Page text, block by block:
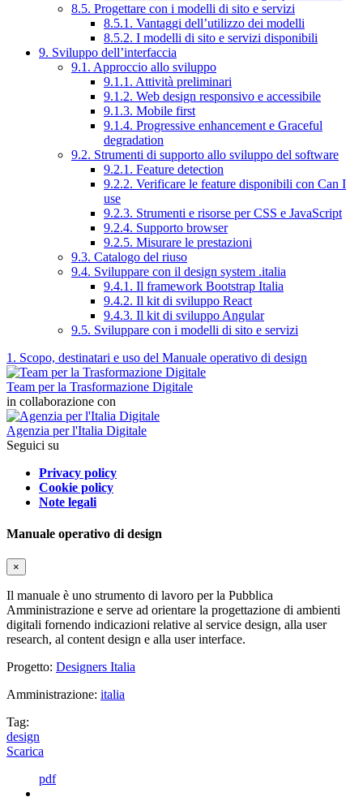
8.5. Progettare con i modelli di sito e servizi
8.5.1. Vantaggi dell’utilizzo dei modelli
8.5.2. I modelli di sito e servizi disponibili
9. Sviluppo dell’interfaccia
9.1. Approccio allo sviluppo
9.1.1. Attività preliminari
9.1.2. Web design responsivo e accessibile
9.1.3. Mobile first
9.1.4. Progressive enhancement e Graceful
degradation
9.2. Strumenti di supporto allo sviluppo del software
9.2.1. Feature detection
9.2.2. Verificare le feature disponibili con Can I
use
9.2.3. Strumenti e risorse per CSS e JavaScript
9.2.4. Supporto browser
9.2.5. Misurare le prestazioni
9.3. Catalogo del riuso
9.4. Sviluppare con il design system .italia
9.4.1. Il framework Bootstrap Italia
9.4.2. Il kit di sviluppo React
9.4.3. Il kit di sviluppo Angular
9.5. Sviluppare con i modelli di sito e servizi
1. Scopo, destinatari e uso del Manuale operativo di design
Team per la Trasformazione Digitale
in collaborazione con
Agenzia per l'Italia Digitale
Seguici su
Privacy policy
Cookie policy
Note legali
Manuale operativo di design
×
Il manuale è uno strumento di lavoro per la Pubblica
Amministrazione e serve ad orientare la progettazione di ambienti
digitali fornendo indicazioni relative al service design, alla user
research, al content design e alla user interface.
Progetto: Designers Italia
Amministrazione: italia
Tag:
design
Scarica
pdf